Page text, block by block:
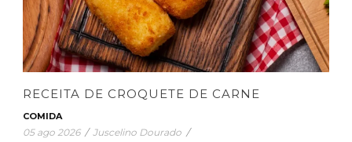
RECEITA DE CROQUETE DE CARNE
COMIDA
05 ago 2026 / Juscelino Dourado /